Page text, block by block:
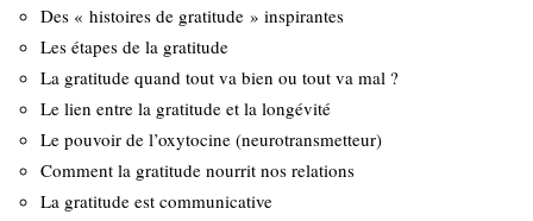
Des « histoires de gratitude » inspirantes
Les étapes de la gratitude
La gratitude quand tout va bien ou tout va mal ?
Le lien entre la gratitude et la longévité
Le pouvoir de l’oxytocine (neurotransmetteur)
Comment la gratitude nourrit nos relations
La gratitude est communicative